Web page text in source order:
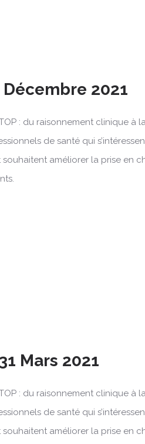
Décembre 2021
: du raisonnement clinique à
de santé qui
améliorer la prise en
Mars 2021
: du raisonnement clinique à
de santé qui
améliorer la prise en